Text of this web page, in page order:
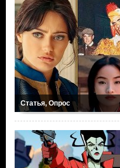
Статья, Опрос